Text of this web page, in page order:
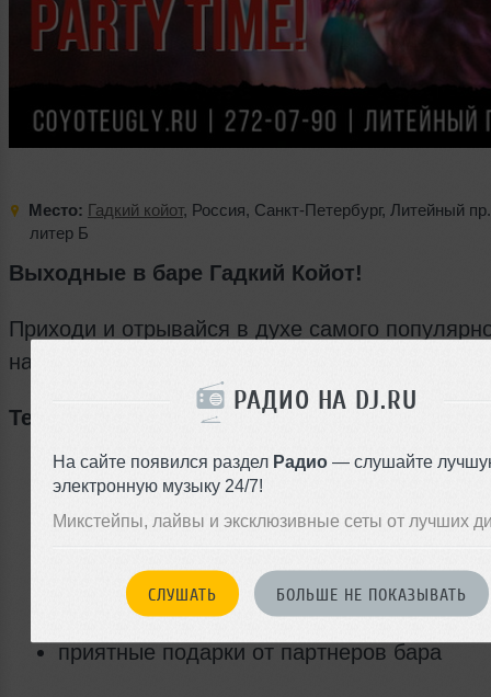
РАДИО НА DJ.RU
На сайте появился раздел Радио — слушайте
электронную музыку 24/7!
Микстейпы, лайвы и эксклюзивные сеты от лучших
СЛУШАТЬ БОЛЬШЕ НЕ ПОКАЗЫВАТЬ
Место: Гадкий койот, Россия, Санкт-Петербург, Литейный пр.
литер Б
Выходные в баре Гадкий Койот!
Приходи и отрывайся в духе самого
на планете!
Тебя ждут:
самые красивые девушки Петербурга на
стойке
фирменные танцы от Койоток
приятные подарки от партнеров бара